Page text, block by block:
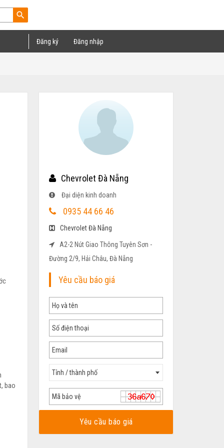
search
Đăng ký Đăng nhập
bao
Chevrolet Đà Nẵng
Đại diện kinh doanh
0935 44 66 46
Chevrolet Đà Nẵng
A2-2 Nút Giao Thông Tuyên Sơn -
Đường 2/9, Hải Châu, Đà Nẵng
Yêu cầu báo giá
Tỉnh / thành phố
Yêu cầu báo giá